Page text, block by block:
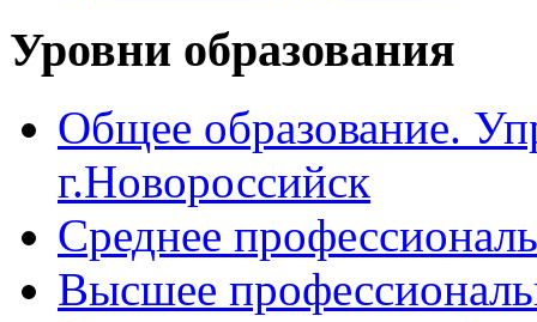
Уровни образования
Общее образование.
г.Новороссийск
Среднее
Высшее